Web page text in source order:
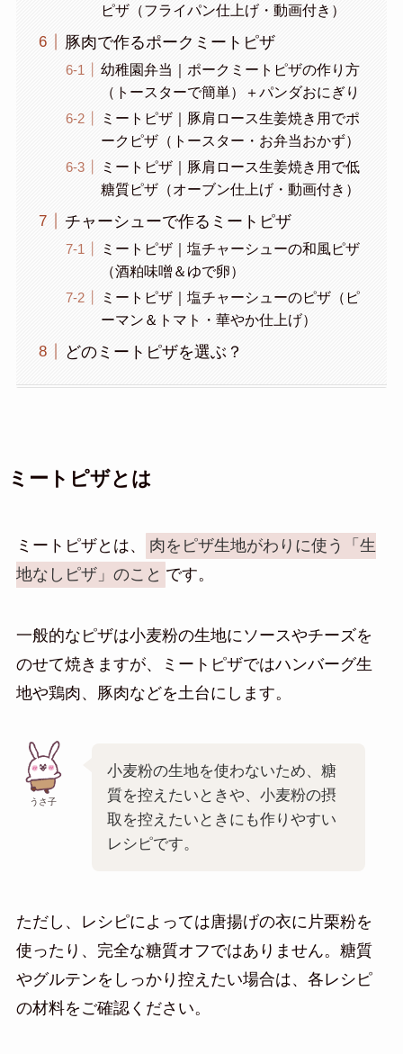
ピザ（フライパン仕上げ・動画付き）
豚肉で作るポークミートピザ
幼稚園弁当｜ポークミートピザの作り方
（トースターで簡単）＋パンダおにぎり
ミートピザ｜豚肩ロース生姜焼き用でポ
ークピザ（トースター・お弁当おかず）
ミートピザ｜豚肩ロース生姜焼き用で低
糖質ピザ（オーブン仕上げ・動画付き）
チャーシューで作るミートピザ
ミートピザ｜塩チャーシューの和風ピザ
（酒粕味噌＆ゆで卵）
ミートピザ｜塩チャーシューのピザ（ピ
ーマン＆トマト・華やか仕上げ）
どのミートピザを選ぶ？
ミートピザとは
ミートピザとは、
肉をピザ生地がわりに使う「生
地なしピザ」のこと です。
一般的なピザは小麦粉の生地にソースやチーズを
のせて焼きますが、ミートピザではハンバーグ生
地や鶏肉、豚肉などを土台にします。
うさ子
小麦粉の生地を使わないため、糖
質を控えたいときや、小麦粉の摂
取を控えたいときにも作りやすい
レシピです。
ただし、レシピによっては唐揚げの衣に片栗粉を
使ったり、完全な糖質オフではありません。糖質
やグルテンをしっかり控えたい場合は、各レシピ
の材料をご確認ください。